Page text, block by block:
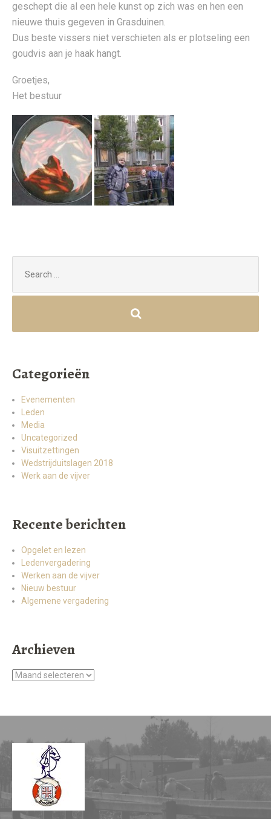
geschept die al een hele kunst op zich was en hen een
nieuwe thuis gegeven in Grasduinen.
Dus beste vissers niet verschieten als er plotseling een
goudvis aan je haak hangt.
Groetjes,
Het bestuur
for:
Categorieën
Evenementen
Leden
Media
Uncategorized
Visuitzettingen
Wedstrijduitslagen 2018
Werk aan de vijver
Recente berichten
Opgelet en lezen
Ledenvergadering
Werken aan de vijver
Nieuw bestuur
Algemene vergadering
Archieven
Archieven